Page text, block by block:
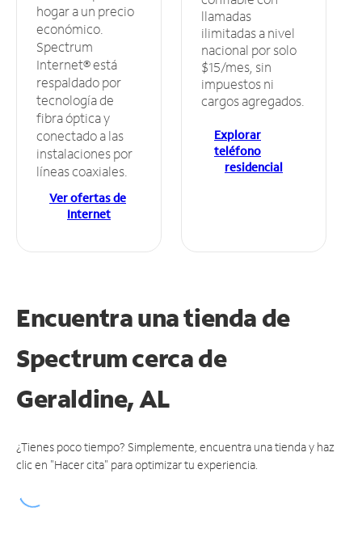
hogar a un precio
económico.
Spectrum
Internet® está
respaldado por
tecnología de
fibra óptica y
conectado a las
instalaciones por
líneas coaxiales.
Ver ofertas de
Internet
llamadas
ilimitadas a nivel
nacional por solo
$15/mes, sin
impuestos ni
cargos agregados.
Explorar
teléfono
residencial
Encuentra una tienda de
Spectrumcerca de
Geraldine, AL
¿Tienes poco tiempo? Simplemente, encuentra una tienda y haz
clic en "Hacer cita" para optimizar tu experiencia.